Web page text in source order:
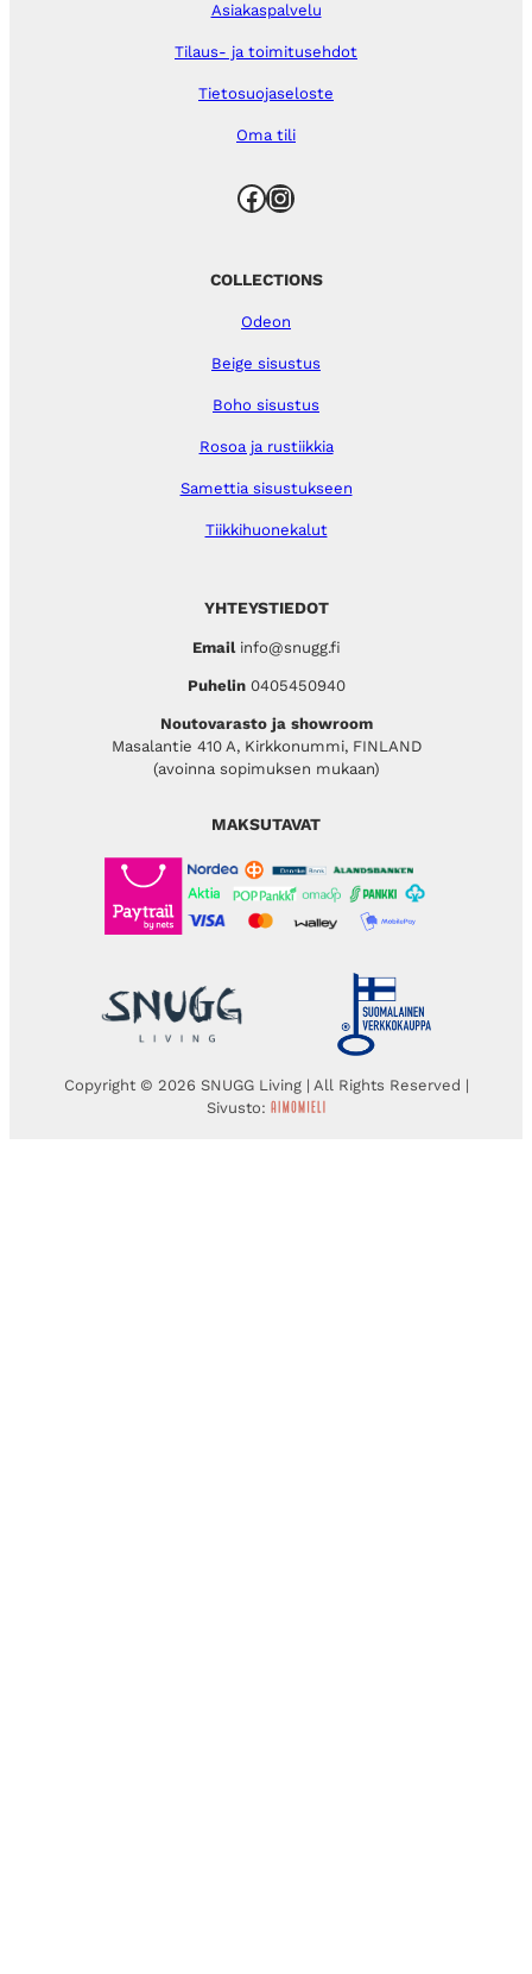
Asiakaspalvelu
Tilaus- ja toimitusehdot
Tietosuojaseloste
Oma tili
Facebook Instagram
YHTEYSTIEDOT
Emailinfo@snugg.fi
Puhelin 0405450940
Noutovarasto ja showroom
Masalantie 410 A, Kirkkonummi, FINLAND
(avoinna sopimuksen mukaan)
COLLECTIONS
Odeon
Beige sisustus
Boho sisustus
Rosoa ja rustiikkia
Samettia sisustukseen
Tiikkihuonekalut
MAKSUTAVAT
Copyright © 2026 SNUGG Living | All Rights Reserved |
Sivusto: